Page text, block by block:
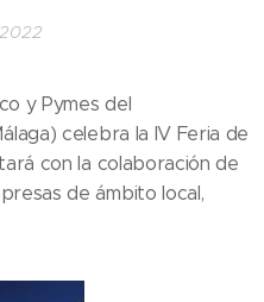
y Pymes del
celebra la IV Feria de
con la colaboración de
de ámbito local,